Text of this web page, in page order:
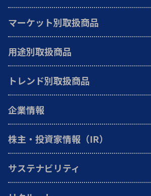
マーケット別取扱商品
用途別取扱商品
トレンド別取扱商品
企業情報
株主・投資家情報（IR）
サステナビリティ